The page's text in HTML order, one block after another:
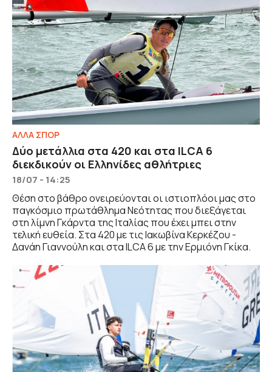
ΑΛΛΑ ΣΠΟΡ
Δύο μετάλλια στα 420 και στα ILCA 6
διεκδικούν οι Ελληνίδες αθλήτριες
18/07 - 14:25
Θέση στο βάθρο ονειρεύονται οι ιστιοπλόοι μας στο
παγκόσμιο πρωτάθλημα Νεότητας που διεξάγεται
στη λίμνη Γκάρντα της Ιταλίας που έχει μπει στην
τελική ευθεία. Στα 420 με τις Ιακωβίνα Κερκέζου -
Δανάη Γιαννούλη και στα ILCA 6 με την Ερμιόνη Γκίκα.